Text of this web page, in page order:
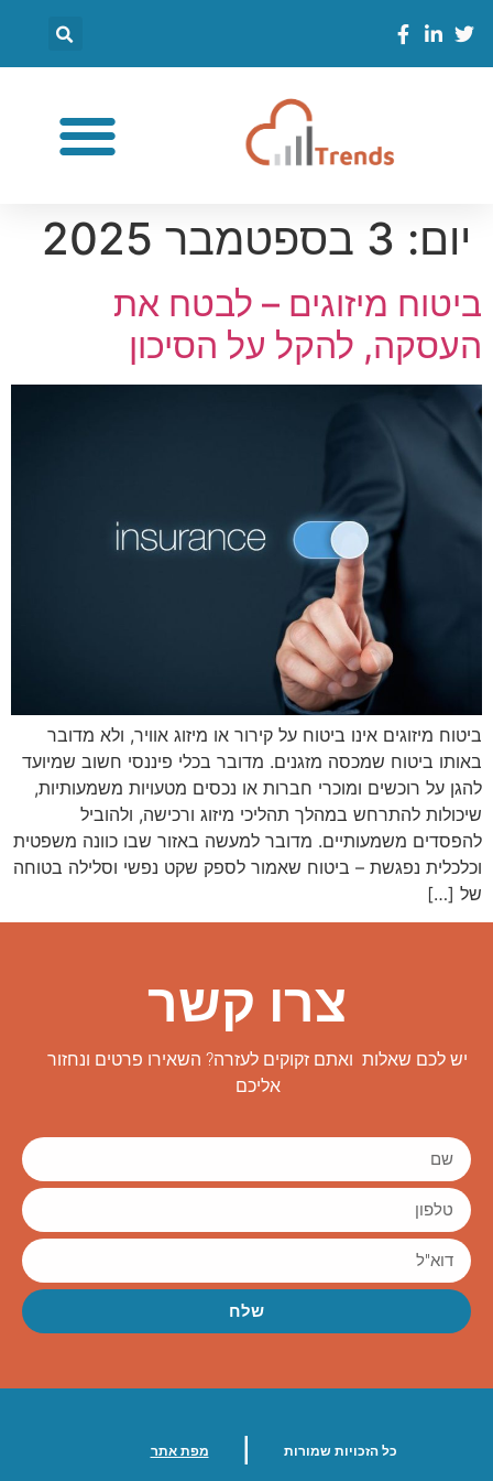
יום: 3 בספטמבר 2025
ביטוח מיזוגים – לבטח את
העסקה, להקל על הסיכון
ביטוח מיזוגים אינו ביטוח על קירור או מיזוג אוויר, ולא מדובר
באותו ביטוח שמכסה מזגנים. מדובר בכלי פיננסי חשוב שמיועד
להגן על רוכשים ומוכרי חברות או נכסים מטעויות משמעותיות,
שיכולות להתרחש במהלך תהליכי מיזוג ורכישה, ולהוביל
להפסדים משמעותיים. מדובר למעשה באזור שבו כוונה משפטית
וכלכלית נפגשת – ביטוח שאמור לספק שקט נפשי וסלילה בטוחה
של […]
צרו קשר
יש לכם שאלות ואתם זקוקים לעזרה? השאירו פרטים ונחזור
אליכם
שלח
כל הזכויות שמורות | מפת אתר